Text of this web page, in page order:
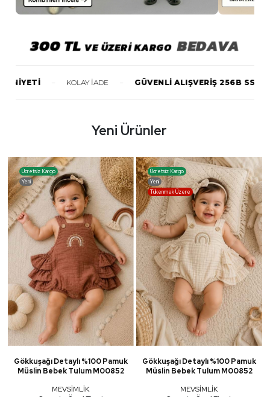
300TLVE ÜZERİ KARGO BEDAVA
- KOLAY İADE - GÜVENLİ ALIŞVERİŞ 256B SSL -
Yeni Ürünler
Ücretsiz Kargo
Yeni
Gökkuşağı Detaylı %100 Pamuk
Müslin Bebek Tulum M00852
MEVSİMLİK
Ücretsiz Kargo
Yeni
Tükenmek Üzere
Gökkuşağı Detaylı %100 Pamuk
Müslin Bebek Tulum M00852
MEVSİMLİK